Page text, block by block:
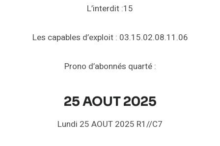
L’interdit :15
Les capables d’exploit : 03.15.02.08.11.06
Prono d’abonnés quarté :
25 AOUT 2025
Lundi 25 AOUT 2025 R1//C7